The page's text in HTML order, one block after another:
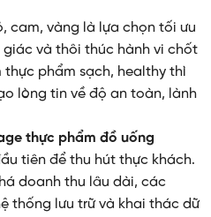
cam, vàng là lựa chọn tối ưu
và thôi thúc hành vi chốt
thực phẩm sạch, healthy thì
lòng tin về độ an toàn, lành
thực phẩm đồ uống
tiên để thu hút thực khách.
doanh thu lâu dài, các
thống lưu trữ và khai thác dữ